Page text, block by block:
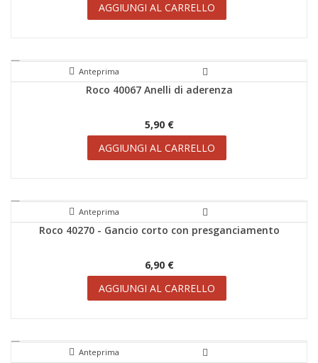
AGGIUNGI AL CARRELLO
Anteprima
Roco 40067 Anelli di aderenza
5,90 €
AGGIUNGI AL CARRELLO
Anteprima
Roco 40270 - Gancio corto con presganciamento
6,90 €
AGGIUNGI AL CARRELLO
Anteprima